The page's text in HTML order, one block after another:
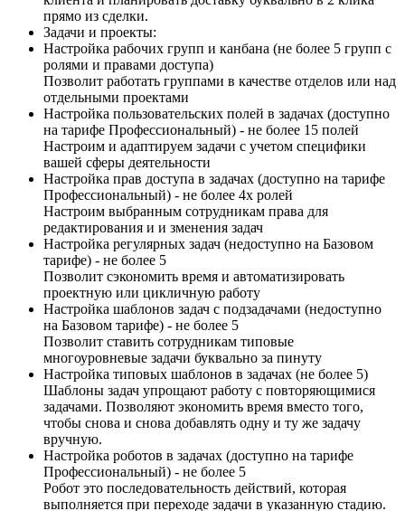
прямо из сделки.
Задачи и проекты:
Настройка рабочих групп и канбана (не более 5 групп с
ролями и правами доступа)
Позволит работать группами в качестве отделов или над
отдельными проектами
Настройка пользовательских полей в задачах (доступно
на тарифе Профессиональный) - не более 15 полей
Настроим и адаптируем задачи с учетом специфики
вашей сферы деятельности
Настройка прав доступа в задачах (доступно на тарифе
Профессиональный) - не более 4х ролей
Настроим выбранным сотрудникам права для
редактирования и и зменения задач
Настройка регулярных задач (недоступно на Базовом
тарифе) - не более 5
Позволит сэкономить время и автоматизировать
проектную или цикличную работу
Настройка шаблонов задач с подзадачами (недоступно
на Базовом тарифе) - не более 5
Позволит ставить сотрудникам типовые
многоуровневые задачи буквально за пинуту
Настройка типовых шаблонов в задачах (не более 5)
Шаблоны задач упрощают работу с повторяющимися
задачами. Позволяют экономить время вместо того,
чтобы снова и снова добавлять одну и ту же задачу
вручную.
Настройка роботов в задачах (доступно на тарифе
Профессиональный) - не более 5
Робот это последовательность действий, которая
выполняется при переходе задачи в указанную стадию.